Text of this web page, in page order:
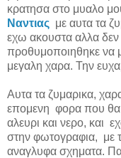
κρατησα στο μυαλο
Ναντιας με αυτα τα
εχω ακουστα αλλα δεν
προθυμοποιηθηκε να
μεγαλη χαρα. Την
Αυτα τα ζυμαρικα,
επομενη φορα που θα
αλευρι και νερο, και
στην φωτογραφια, με
αναγλυφα σχηματα.